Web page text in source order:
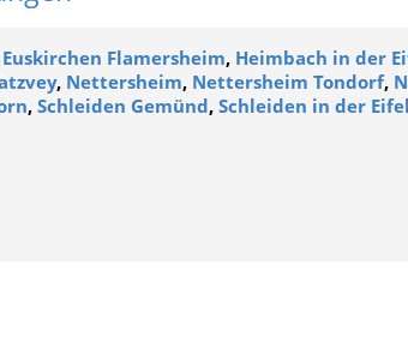
Euskirchen Flamersheim, Heimbach in der
, Nettersheim, Nettersheim Tondorf,
, Schleiden Gemünd, Schleiden in der Eifel